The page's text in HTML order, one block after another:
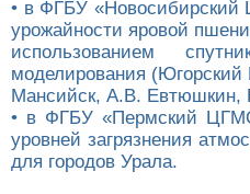
• в ФГБУ «Новосибирский
урожайности яровой
использованием
моделирования
Мансийск, А.В. Евтюшкин,
• в ФГБУ «Пермский
уровней загрязнения
для городов Урала.